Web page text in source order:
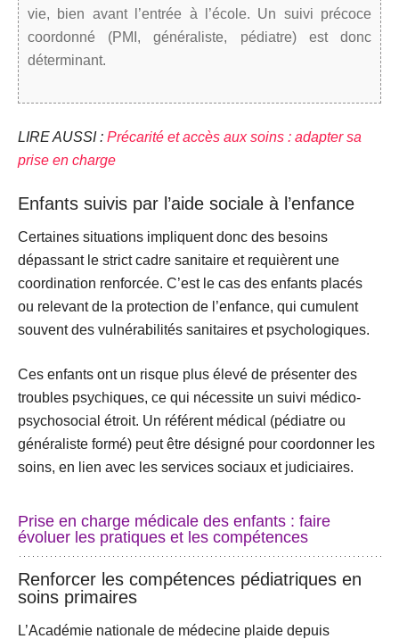
vie, bien avant l’entrée à l’école. Un suivi précoce
coordonné (PMI, généraliste, pédiatre) est donc
déterminant.
LIRE AUSSI : Précarité et accès aux soins : adapter sa
prise en charge
Enfants suivis par l’aide sociale à l’enfance
Certaines situations impliquent donc des besoins
dépassant le strict cadre sanitaire et requièrent une
coordination renforcée. C’est le cas des enfants placés
ou relevant de la protection de l’enfance, qui cumulent
souvent des vulnérabilités sanitaires et psychologiques.
Ces enfants ont un risque plus élevé de présenter des
troubles psychiques, ce qui nécessite un suivi médico-
psychosocial étroit. Un référent médical (pédiatre ou
généraliste formé) peut être désigné pour coordonner les
soins, en lien avec les services sociaux et judiciaires.
Prise en charge médicale des enfants : faire
évoluer les pratiques et les compétences
Renforcer les compétences pédiatriques en
soins primaires
L’Académie nationale de médecine plaide depuis